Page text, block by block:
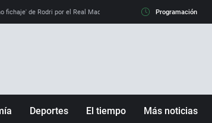
fichaje' de Rodri por el Real Madrid y su 'sí' al Barça La llamada
Programación
Deportes El tiempo Más noticias